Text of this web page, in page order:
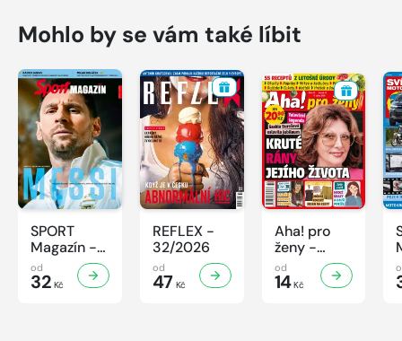
Mohlo by se vám také líbit
SPORT
Magazín -
32/2026
od
32 Kč
REFLEX -
32/2026
od
47 Kč
Aha! pro
ženy -
32/2026
od
14Kč